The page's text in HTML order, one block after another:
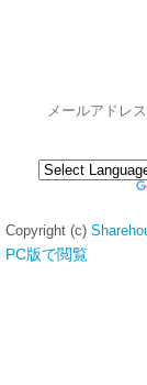
Copyright (c)
PC版で閲覧